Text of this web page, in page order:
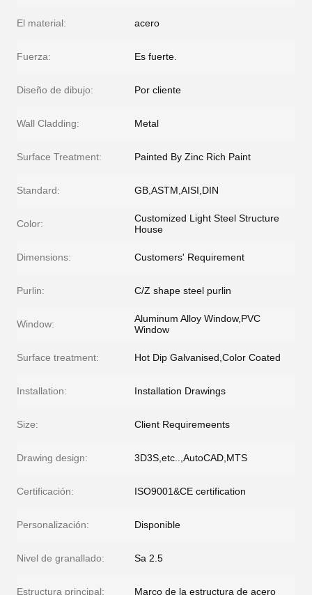
El material: acero
Fuerza: Es fuerte.
Diseño de dibujo: Por cliente
Wall Cladding: Metal
Surface Treatment: Painted By Zinc Rich Paint
Standard: GB,ASTM,AISI,DIN
Color:
Customized Light Steel Structure
House
Dimensions: Customers' Requirement
Purlin: C/Z shape steel purlin
Window:
Aluminum Alloy Window,PVC
Window
Surface treatment: Hot Dip Galvanised,Color Coated
Installation: Installation Drawings
Size: Client Requiremeents
Drawing design: 3D3S,etc..,AutoCAD,MTS
Certificación: ISO9001&CE certification
Personalización: Disponible
Nivel de granallado: Sa 2.5
Estructura principal: Marco de la estructura de acero